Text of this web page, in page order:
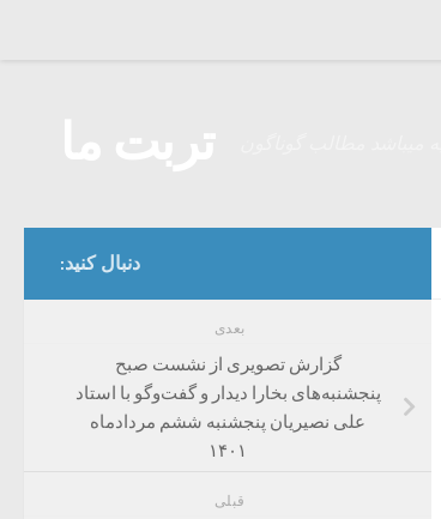
دنبال کنید:
بعدی
گزارش تصویری از نشست صبح
پنجشنبه‌های بخارا دیدار و گفت‌وگو با استاد
علی نصیریان پنجشنبه ششم مردادماه
۱۴۰۱
قبلی